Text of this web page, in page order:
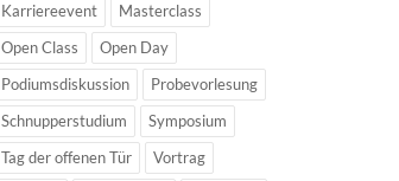
Karriereevent
Masterclass
Open Class
Open Day
Podiumsdiskussion
Probevorlesung
Schnupperstudium
Symposium
Tag der offenen Tür
Vortrag